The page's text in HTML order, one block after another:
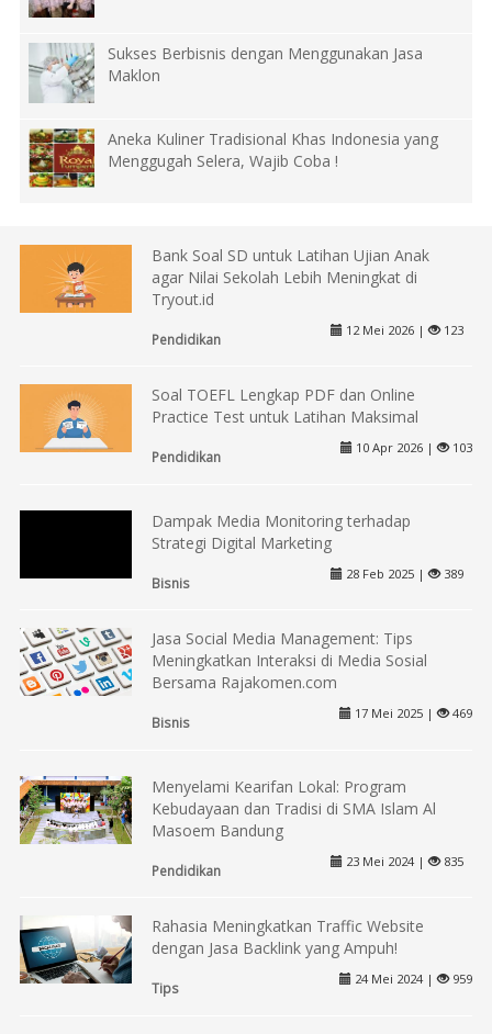
Sukses Berbisnis dengan Menggunakan Jasa
Maklon
Aneka Kuliner Tradisional Khas Indonesia yang
Menggugah Selera, Wajib Coba !
Bank Soal SD untuk Latihan Ujian Anak
agar Nilai Sekolah Lebih Meningkat di
Tryout.id
Pendidikan
12 Mei 2026 | 123
Soal TOEFL Lengkap PDF dan Online
Practice Test untuk Latihan Maksimal
Pendidikan
10 Apr 2026 | 103
Dampak Media Monitoring terhadap
Strategi Digital Marketing
Bisnis
28 Feb 2025 | 389
Jasa Social Media Management: Tips
Meningkatkan Interaksi di Media Sosial
Bersama Rajakomen.com
Bisnis
17 Mei 2025 | 469
Menyelami Kearifan Lokal: Program
Kebudayaan dan Tradisi di SMA Islam Al
Masoem Bandung
Pendidikan
23 Mei 2024 | 835
Rahasia Meningkatkan Traffic Website
dengan Jasa Backlink yang Ampuh!
Tips
24 Mei 2024 | 959